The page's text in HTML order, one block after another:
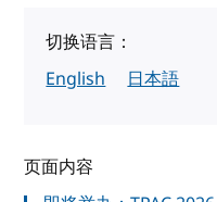
切换语言：
English
日本語
页面内容